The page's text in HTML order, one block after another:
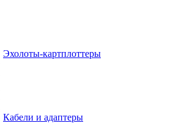
Эхолоты-картплоттеры
Кабели и адаптеры